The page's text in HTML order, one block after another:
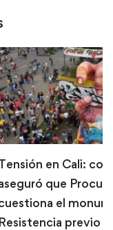
en Cali:
que
el
Resistencia previo a